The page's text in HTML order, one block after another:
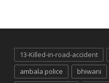
13-Killed-in-road-accident
ambala police
bhiwani